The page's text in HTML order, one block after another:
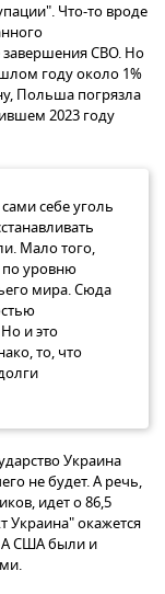
Что-то вроде
СВО. Но
году около 1%
Польша погрязла
2023 году
себе уголь
Мало того,
уровню
мира. Сюда
и это
то, что
Украина
не будет. А речь,
идет о 86,5
Украина" окажется
А США были и